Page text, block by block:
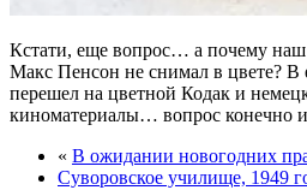
Кстати, еще вопрос… а почему
Макс Пенсон не снимал в цвете? В
перешел на цветной Кодак и
киноматериалы… вопрос конечно
« В ожидании новогодних
Cуворовское училище, 1949